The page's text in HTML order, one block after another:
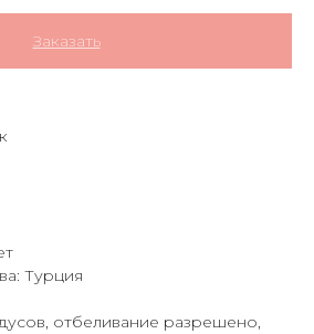
Заказать
Турция
отбеливание разрешено,